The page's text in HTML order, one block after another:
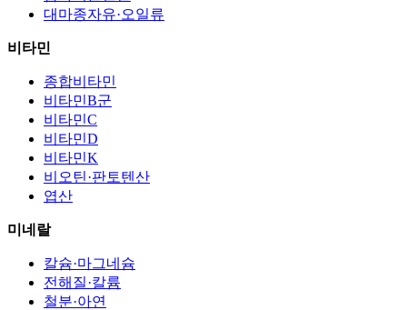
대마종자유·오일류
비타민
종합비타민
비타민B군
비타민C
비타민D
비타민K
비오틴·판토텐산
엽산
미네랄
칼슘·마그네슘
전해질·칼륨
철분·아연